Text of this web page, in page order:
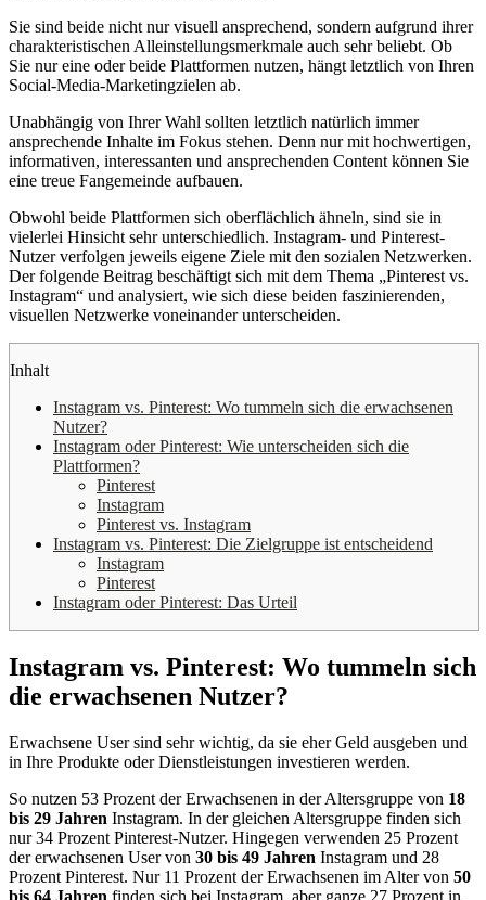
Sie sind beide nicht nur visuell ansprechend, sondern aufgrund ihrer
charakteristischen Alleinstellungsmerkmale auch sehr beliebt. Ob
Sie nur eine oder beide Plattformen nutzen, hängt letztlich von Ihren
Social-Media-Marketingzielen ab.
Unabhängig von Ihrer Wahl sollten letztlich natürlich immer
ansprechende Inhalte im Fokus stehen. Denn nur mit hochwertigen,
informativen, interessanten und ansprechenden Content können Sie
eine treue Fangemeinde aufbauen.
Obwohl beide Plattformen sich oberflächlich ähneln, sind sie in
vielerlei Hinsicht sehr unterschiedlich. Instagram- und Pinterest-
Nutzer verfolgen jeweils eigene Ziele mit den sozialen Netzwerken.
Der folgende Beitrag beschäftigt sich mit dem Thema „Pinterest vs.
Instagram“ und analysiert, wie sich diese beiden faszinierenden,
visuellen Netzwerke voneinander unterscheiden.
Inhalt
Instagram vs. Pinterest: Wo tummeln sich die erwachsenen
Nutzer?
Instagram oder Pinterest: Wie unterscheiden sich die
Plattformen?
Pinterest
Instagram
Pinterest vs. Instagram
Instagram vs. Pinterest: Die Zielgruppe ist entscheidend
Instagram
Pinterest
Instagram oder Pinterest: Das Urteil
Instagram vs. Pinterest: Wo tummeln sich
die erwachsenen Nutzer?
Erwachsene User sind sehr wichtig, da sie eher Geld ausgeben und
in Ihre Produkte oder Dienstleistungen investieren werden.
So nutzen 53 Prozent der Erwachsenen in der Altersgruppe von 18
bis 29 Jahren Instagram. In der gleichen Altersgruppe finden sich
nur 34 Prozent Pinterest-Nutzer. Hingegen verwenden 25 Prozent
der erwachsenen User von 30 bis 49 Jahren Instagram und 28
Prozent Pinterest. Nur 11 Prozent der Erwachsenen im Alter von 50
bis 64 Jahren finden sich bei Instagram, aber ganze 27 Prozent in